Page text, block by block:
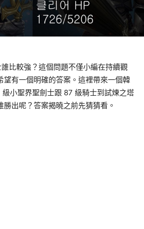
比較強？這個問題不僅小編在持續觀
望有一個明確的答案。這裡帶來一個韓
小聖界聖劍士跟 87 級騎士到試煉之塔
勝出呢？答案揭曉之前先猜猜看。